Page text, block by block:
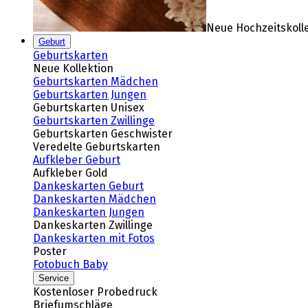
Neue
Geburt
Geburtskarten
Neue Kollektion
Geburtskarten Mädchen
Geburtskarten Jungen
Geburtskarten Unisex
Geburtskarten Zwillinge
Geburtskarten Geschwister
Veredelte Geburtskarten
Aufkleber Geburt
Aufkleber Gold
Dankeskarten Geburt
Dankeskarten Mädchen
Dankeskarten Jungen
Dankeskarten Zwillinge
Dankeskarten mit Fotos
Poster
Fotobuch Baby
Service
Kostenloser Probedruck
Briefumschläge